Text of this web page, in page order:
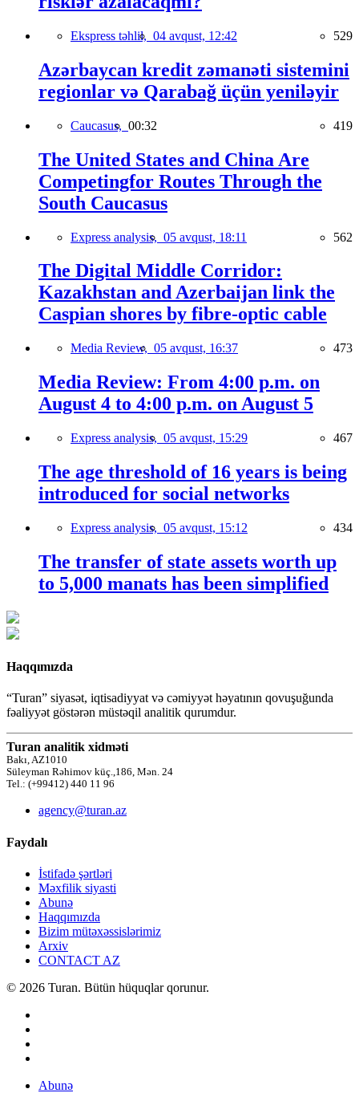
Ekspress təhlil, 04 avqust, 12:42 529
Azərbaycan kredit zəmanəti sistemini
regionlar və Qarabağ üçün yeniləyir
Caucasus, 00:32 419
The United States and China Are
Competingfor Routes Through the
South Caucasus
Express analysis, 05 avqust, 18:11 562
The Digital Middle Corridor:
Kazakhstan and Azerbaijan link the
Caspian shores by fibre-optic cable
Media Review, 05 avqust, 16:37 473
Media Review: From 4:00 p.m. on
August 4 to 4:00 p.m. on August 5
Express analysis, 05 avqust, 15:29 467
The age threshold of 16 years is being
introduced for social networks
Express analysis, 05 avqust, 15:12 434
The transfer of state assets worth up
to 5,000 manats has been simplified
Haqqımızda
“Turan” siyasət, iqtisadiyyat və cəmiyyət həyatının qovuşuğunda
fəaliyyət göstərən müstəqil analitik qurumdur.
Turan analitik xidməti
Bakı, AZ1010
Süleyman Rəhimov küç.,186, Mən. 24
Tel.: (+99412) 440 11 96
agency@turan.az
Faydalı
İstifadə şərtləri
Məxfilik siyasti
Abunə
Haqqımızda
Bizim mütəxəssislərimiz
Arxiv
CONTACT AZ
© 2026 Turan. Bütün hüquqlar qorunur.
Abunə